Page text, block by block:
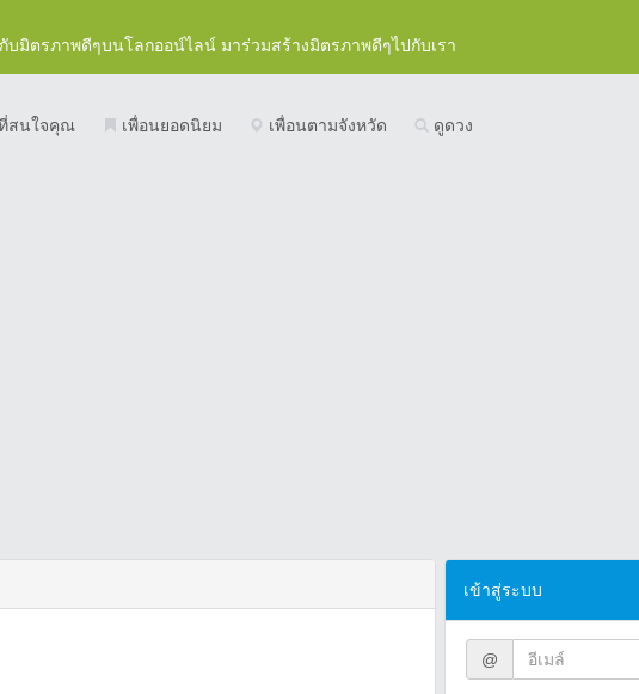
บมิตรภาพดีๆบนโลกออน์ไลน์ มาร่วมสร้างมิตรภาพดีๆไปกับเรา
สนใจคุณ เพื่อนยอดนิยม เพื่อนตามจังหวัด ดูดวง
เข้าสู่ระบบ
@